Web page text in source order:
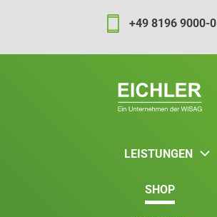
+49 8196 9000-0
LEISTUNGEN
SHOP